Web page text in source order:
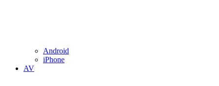
Android
iPhone
AV